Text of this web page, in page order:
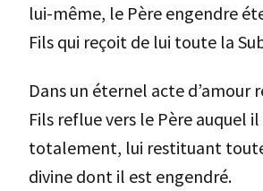
lui-même, le Père engendre
Fils qui reçoit de lui toute la
Dans un éternel acte d’amour
Fils reflue vers le Père auquel
totalement, lui restituant
divine dont il est engendré.